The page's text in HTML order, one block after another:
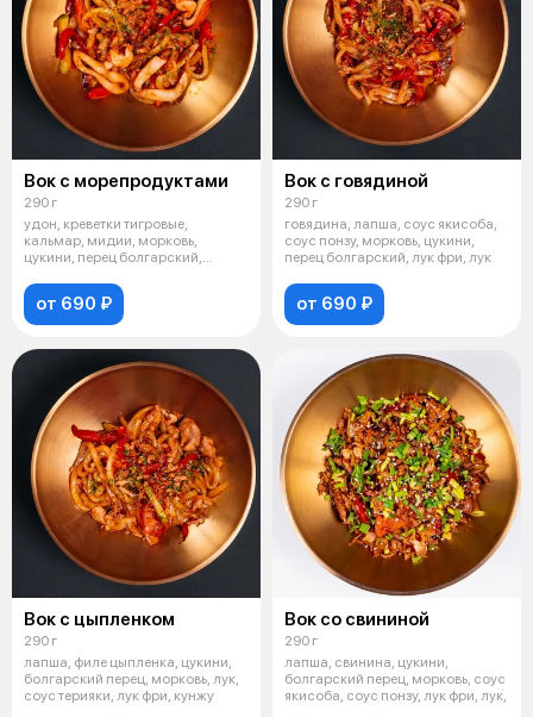
Вок с морепродуктами
290 г
удон, креветки тигровые,
кальмар, мидии, морковь,
цукини, перец болгарский,
от 690 ₽
Вок с говядиной
290 г
говядина, лапша, соус якисоба,
соус понзу, морковь, цукини,
перец болгарский, лук фри, лук
от 690 ₽
Вок с цыпленком
290 г
лапша, филе цыпленка, цукини,
болгарский перец, морковь, лук,
соус терияки, лук фри, кунжу
Вок со свининой
290 г
лапша, свинина, цукини,
болгарский перец, морковь, соус
якисоба, соус понзу, лук фри, лук,